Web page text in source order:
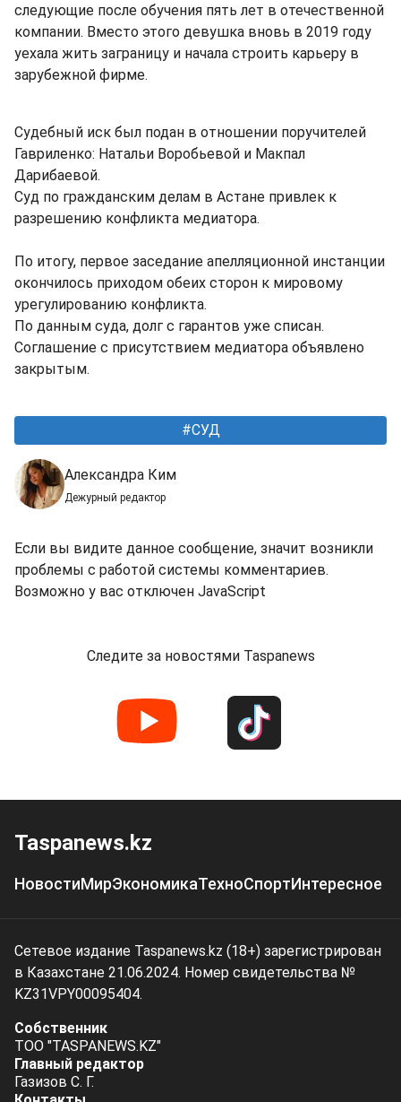
следующие после обучения пять лет в отечественной
компании. Вместо этого девушка вновь в 2019 году
уехала жить заграницу и начала строить карьеру в
зарубежной фирме.
Судебный иск был подан в отношении поручителей
Гавриленко: Натальи Воробьевой и Макпал
Дарибаевой.
Суд по гражданским делам в Астане привлек к
разрешению конфликта медиатора.
По итогу, первое заседание апелляционной инстанции
окончилось приходом обеих сторон к мировому
урегулированию конфликта.
По данным суда, долг с гарантов уже списан.
Соглашение с присутствием медиатора объявлено
закрытым.
СУД
Александра Ким
Дежурный редактор
Если вы видите данное сообщение, значит возникли
проблемы с работой системы комментариев.
Возможно у вас отключен JavaScript
Следите за новостями Taspanews
Taspanews.kz
НовостиМирЭкономикаТехноСпортИнтересное
Сетевое издание Taspanews.kz (18+) зарегистрирован
в Казахстане 21.06.2024. Номер свидетельства №
KZ31VPY00095404.
Собственник
ТОО "TASPANEWS.KZ"
Главный редактор
Газизов С. Г.